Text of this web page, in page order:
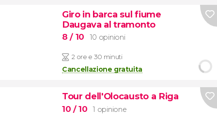
Giro in barca sul fiume
Daugava al tramonto
8/ 10 10 opinioni
2 ore e 30 minuti
Cancellazione gratuita
Tour dell'Olocausto a Riga
10 / 10 1 opinione